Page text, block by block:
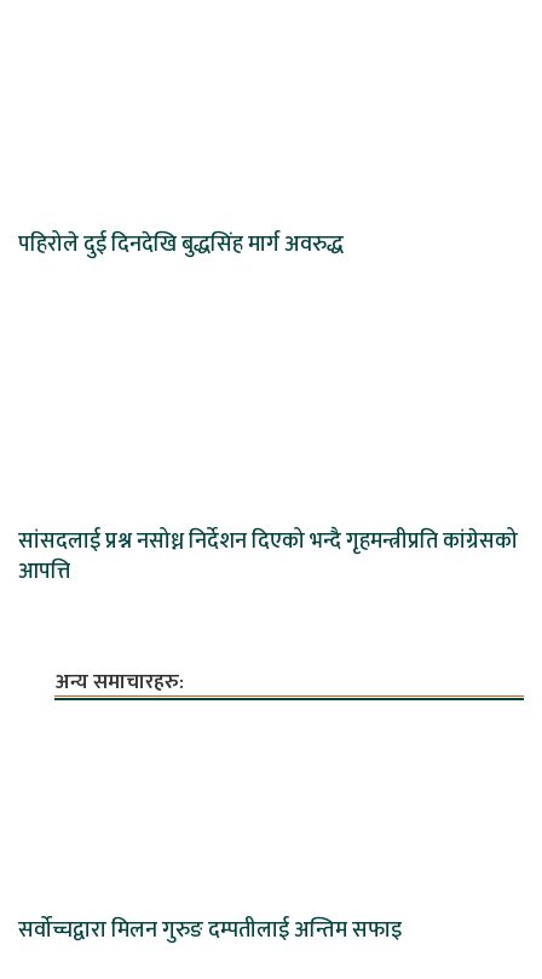
पहिरोले दुई दिनदेखि बुद्धसिंह मार्ग अवरुद्ध
सांसदलाई प्रश्न नसोध्न निर्देशन दिएको भन्दै गृहमन्त्रीप्रति कांग्रेसको
आपत्ति
अन्य समाचारहरु:
सर्वोच्चद्वारा मिलन गुरुङ दम्पतीलाई अन्तिम सफाइ